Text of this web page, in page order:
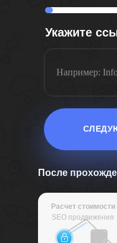
Укажите
После
Расчет стоимости
SEO продвижения